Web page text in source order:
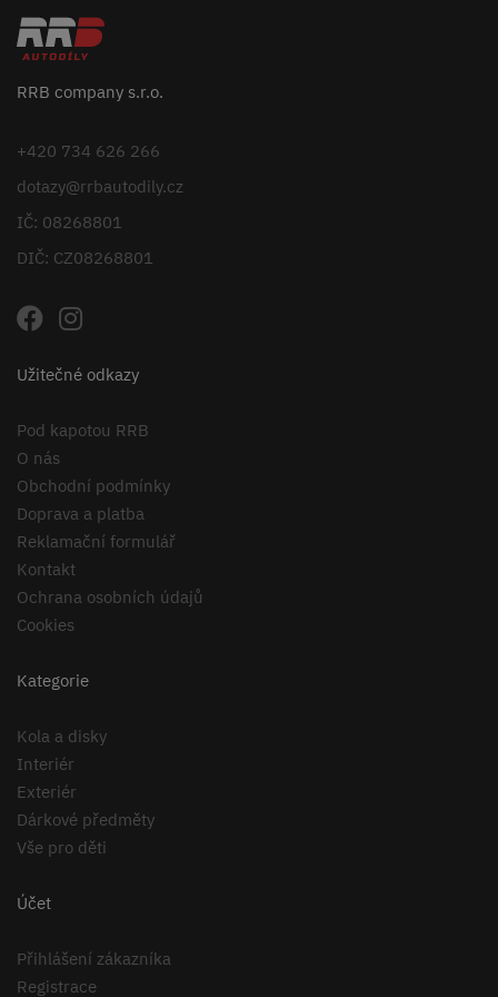
RRB company s.r.o.
+420 734 626 266
dotazy@rrbautodily.cz
IČ: 08268801
DIČ: CZ08268801
Užitečné odkazy
Pod kapotou RRB
O nás
Obchodní podmínky
Doprava a platba
Reklamační formulář
Kontakt
Ochrana osobních údajů
Cookies
Kategorie
Kola a disky
Interiér
Exteriér
Dárkové předměty
Vše pro děti
Účet
Přihlášení zákazníka
Registrace